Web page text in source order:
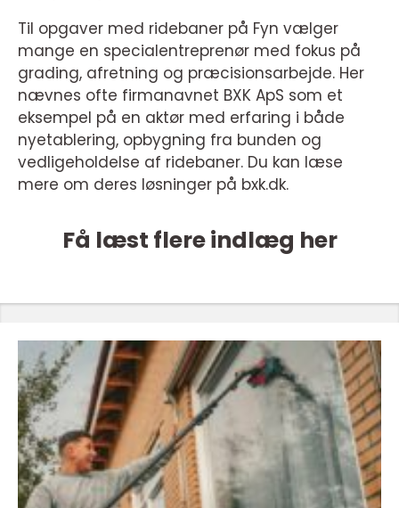
Til opgaver med ridebaner på Fyn vælger
mange en specialentreprenør med fokus på
grading, afretning og præcisionsarbejde. Her
nævnes ofte firmanavnet BXK ApS som et
eksempel på en aktør med erfaring i både
nyetablering, opbygning fra bunden og
vedligeholdelse af ridebaner. Du kan læse
mere om deres løsninger på bxk.dk.
Få læst flere indlæg her